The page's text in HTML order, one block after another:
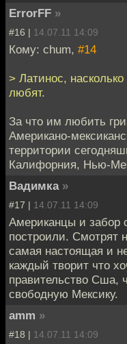
ErrorFF »
#16 | 14.07.11 14:09
Кому: chum, #14
> Латинос,
любят.
За что им любить
Американо-
территории
Калифорния, Нью-
Вадимка »
#17 | 14.07.11 14:09
Американцы и забор
построили. Смотрят
самая настоящая и
каждый творит что
правительство Сша,
свободную Мексику.
amm »
#18 | 14.07.11 14:09